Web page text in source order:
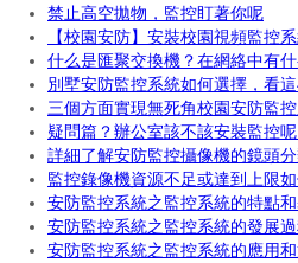
禁止高空拋物，監控盯著你呢
【校園安防】安裝校園視頻監控
什么是匯聚交換機？在網絡中有
別墅安防監控系統如何選擇，看這
三個方面實現無死角校園安防監
疑問篇？辦公室該不該安裝監控呢
詳細了解安防監控攝像機的鏡頭
監控錄像機資源不足或達到上限
安防監控系統之監控系統的特點
安防監控系統之監控系統的發展
安防監控系統之監控系統的應用